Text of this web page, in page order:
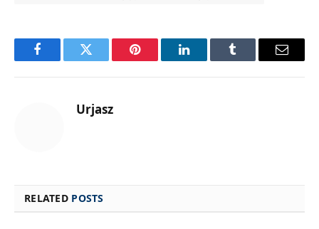
FacebookTwitter Pinterest LinkedInTumblr Email
Urjasz
RELATED POSTS